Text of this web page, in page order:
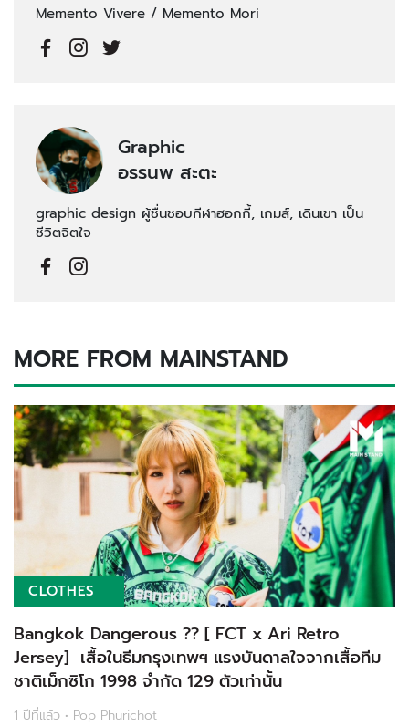
Memento Vivere / Memento Mori
Graphic
อรรนพ สะตะ
graphic design ผู้ชื่นชอบกีฬาฮอกกี้, เกมส์, เดินเขา เป็น
ชีวิตจิตใจ
MORE FROM MAINSTAND
CLOTHES
Bangkok Dangerous ?? [ FCT x Ari Retro
Jersey] เสื้อในธีมกรุงเทพฯ แรงบันดาลใจจากเสื้อทีม
ชาติเม็กซิโก 1998 จำกัด 129 ตัวเท่านั้น
1 ปีที่แล้ว • Pop Phurichot